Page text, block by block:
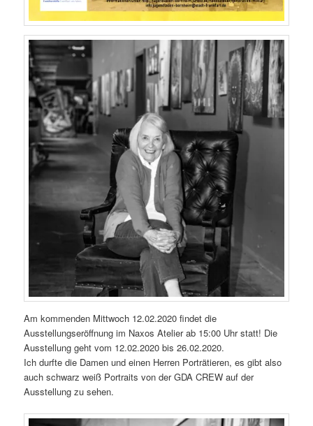
Am kommenden Mittwoch 12.02.2020 findet die
Ausstellungseröffnung im Naxos Atelier ab 15:00 Uhr statt! Die
Ausstellung geht vom 12.02.2020 bis 26.02.2020.
Ich durfte die Damen und einen Herren Porträtieren, es gibt also
auch schwarz weiß Portraits von der GDA CREW auf der
Ausstellung zu sehen.